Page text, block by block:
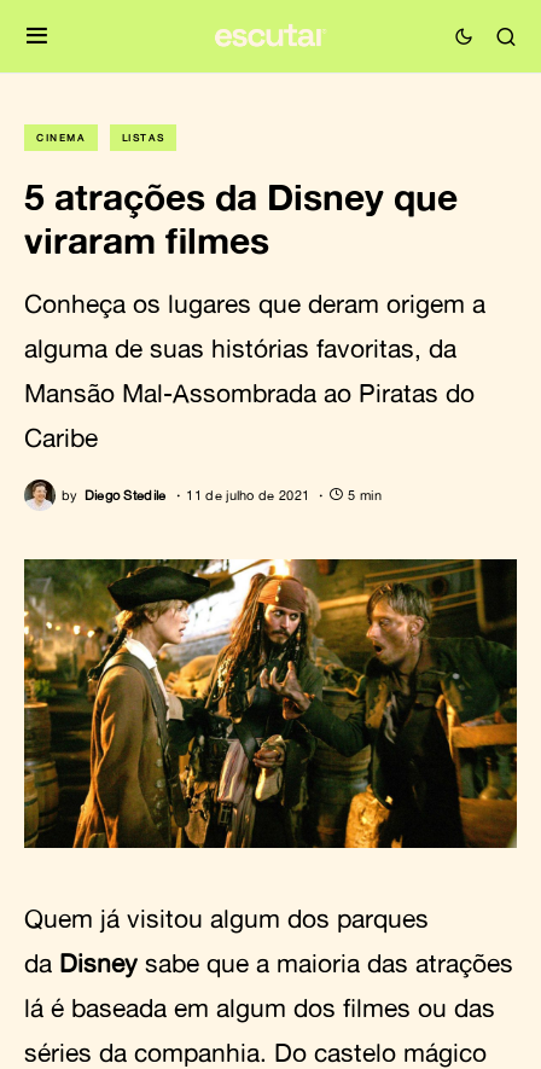
CINEMA LISTAS
5 atrações da Disney que
viraram filmes
Conheça os lugares que deram origem a
alguma de suas histórias favoritas, da
Mansão Mal-Assombrada ao Piratas do
Caribe
by Diego Stedile 11 de julho de 2021 5 min
Quem já visitou algum dos parques
da Disney sabe que a maioria das atrações
lá é baseada em algum dos filmes ou das
séries da companhia. Do castelo mágico